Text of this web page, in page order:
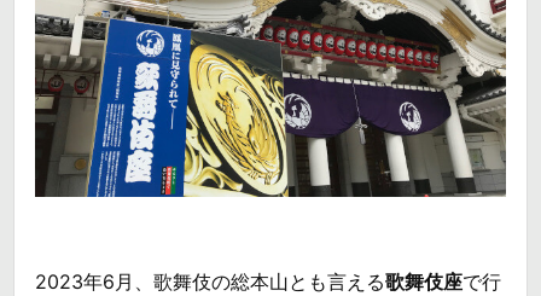
2023年6月、歌舞伎の総本山とも言える歌舞伎座で行